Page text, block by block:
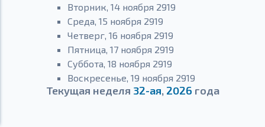
Вторник, 14 ноября 2919
Среда, 15 ноября 2919
Четверг, 16 ноября 2919
Пятница, 17 ноября 2919
Суббота, 18 ноября 2919
Воскресенье, 19 ноября 2919
Текущая неделя 32-ая, 2026 года